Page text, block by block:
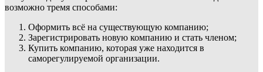
возможно тремя способами:
Оформить всё на существующую компанию;
Зарегистрировать новую компанию и стать членом;
Купить компанию, которая уже находится в
саморегулируемой организации.